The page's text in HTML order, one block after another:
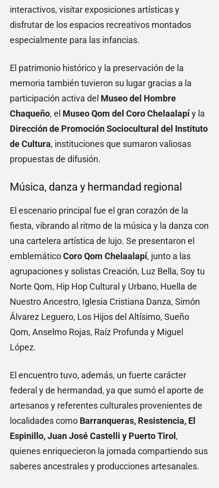
interactivos, visitar exposiciones artísticas y
disfrutar de los espacios recreativos montados
especialmente para las infancias.
El patrimonio histórico y la preservación de la
memoria también tuvieron su lugar gracias a la
participación activa del Museo del Hombre
Chaqueño, el Museo Qom del Coro Chelaalapíy la
Dirección de Promoción Sociocultural del Instituto
de Cultura, instituciones que sumaron valiosas
propuestas de difusión.
Música, danza y hermandad regional
El escenario principal fue el gran corazón de la
fiesta, vibrando al ritmo de la música y la danza con
una cartelera artística de lujo. Se presentaron el
emblemáticoCoro Qom Chelaalapí, junto a las
agrupaciones y solistas Creación, Luz Bella, Soy tu
Norte Qom, Hip Hop Cultural y Urbano, Huella de
Nuestro Ancestro, Iglesia Cristiana Danza, Simón
Álvarez Leguero, Los Hijos del Altísimo, Sueño
Qom, Anselmo Rojas, Raíz Profunda y Miguel
López.
El encuentro tuvo, además, un fuerte carácter
federal y de hermandad, ya que sumó el aporte de
artesanos y referentes culturales provenientes de
localidades como Barranqueras, Resistencia, El
Espinillo, Juan José Castelli y Puerto Tirol ,
quienes enriquecieron la jornada compartiendo sus
saberes ancestrales y producciones artesanales.